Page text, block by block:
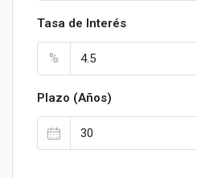
Tasa de Interés
%
Plazo (Años)